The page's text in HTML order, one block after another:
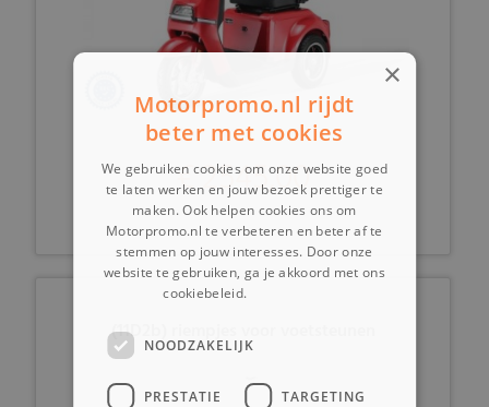
€ 2545,00
(11D2b) riempjes voor voetsteunen
×
Motorpromo.nl rijdt
beter met cookies
We gebruiken cookies om onze website goed
te laten werken en jouw bezoek prettiger te
maken. Ook helpen cookies ons om
Motorpromo.nl te verbeteren en beter af te
stemmen op jouw interesses. Door onze
website te gebruiken, ga je akkoord met ons
cookiebeleid.
NOODZAKELIJK
PRESTATIE TARGETING